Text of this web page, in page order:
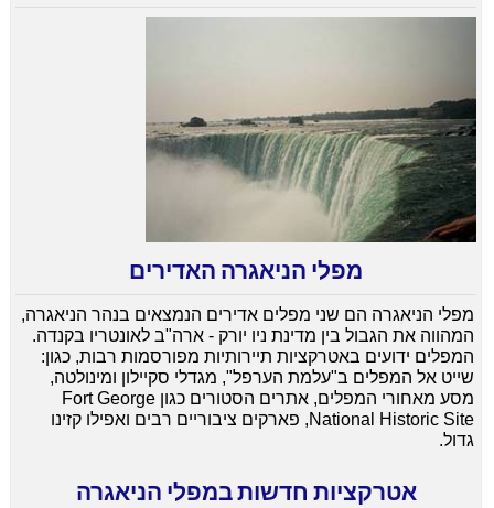
מפלי הניאגרה האדירים
מפלי הניאגרה הם שני מפלים אדירים הנמצאים בנהר הניאגרה,
המהווה את הגבול בין מדינת ניו יורק - ארה"ב לאונטריו בקנדה.
המפלים ידועים באטרקציות תיירותיות מפורסמות רבות, כגון:
שייט אל המפלים ב"עלמת הערפל", מגדלי סקיילון ומינולטה,
מסע מאחורי המפלים, אתרים הסטורים כגון Fort George
National Historic Site, פארקים ציבוריים רבים ואפילו קזינו
גדול.
אטרקציות חדשות במפלי הניאגרה